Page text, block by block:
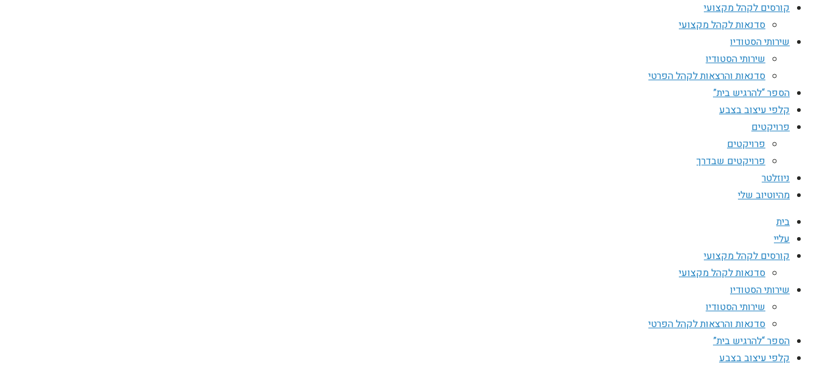
קורסים לקהל מקצועי
סדנאות לקהל מקצועי
שירותי הסטודיו
שירותי הסטודיו
סדנאות והרצאות לקהל הפרטי
הספר “להרגיש בית”
קלפי עיצוב בצבע
פרויקטים
פרויקטים
פרויקטים שבדרך
ניוזלטר
מהיוטיוב שלי
בית
עליי
קורסים לקהל מקצועי
סדנאות לקהל מקצועי
שירותי הסטודיו
שירותי הסטודיו
סדנאות והרצאות לקהל הפרטי
הספר “להרגיש בית”
קלפי עיצוב בצבע